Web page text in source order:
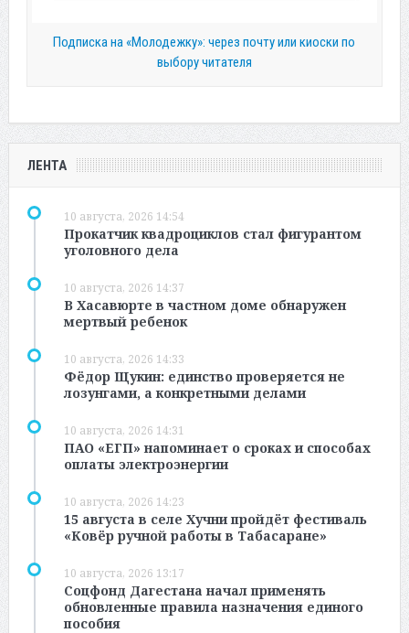
Подписка на «Молодежку»: через почту или киоски по
выбору читателя
ЛЕНТА
10 августа, 2026 14:54
Прокатчик квадроциклов стал фигурантом
уголовного дела
10 августа, 2026 14:37
В Хасавюрте в частном доме обнаружен
мертвый ребенок
10 августа, 2026 14:33
Фёдор Щукин: единство проверяется не
лозунгами, а конкретными делами
10 августа, 2026 14:31
ПАО «ЕГП» напоминает о сроках и способах
оплаты электроэнергии
10 августа, 2026 14:23
15 августа в селе Хучни пройдёт фестиваль
«Ковёр ручной работы в Табасаране»
10 августа, 2026 13:17
Соцфонд Дагестана начал применять
обновленные правила назначения единого
пособия